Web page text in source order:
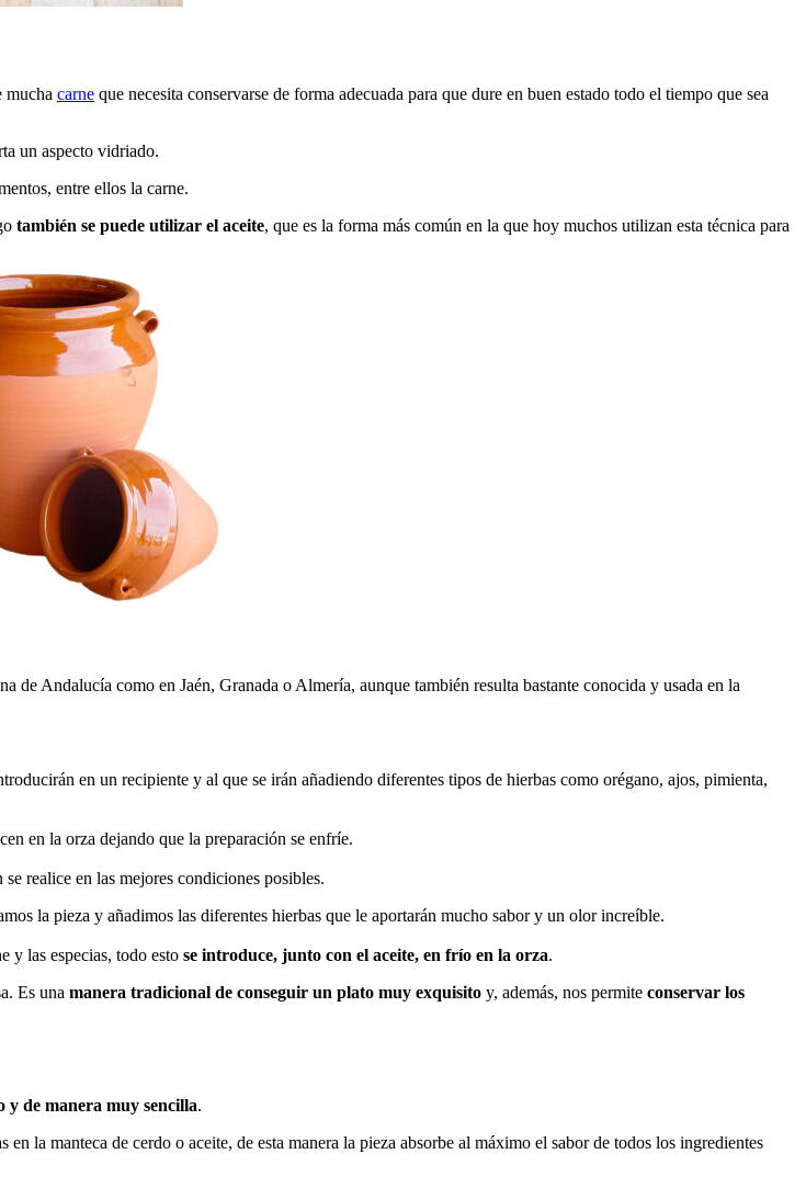
mucha carne que necesita conservarse de forma adecuada para que dure en buen estado todo el tiempo que sea
un aspecto vidriado.
entre ellos la carne.
también se puede utilizar el aceite, que es la forma más común en la que hoy muchos utilizan esta técnica para
de Andalucía como en Jaén, Granada o Almería, aunque también resulta bastante conocida y usada en la
en un recipiente y al que se irán añadiendo diferentes tipos de hierbas como orégano, ajos, pimienta,
en la orza dejando que la preparación se enfríe.
realice en las mejores condiciones posibles.
la pieza y añadimos las diferentes hierbas que le aportarán mucho sabor y un olor increíble.
y las especias, todo esto se introduce, junto con el aceite, en frío en la orza.
Es una manera tradicional de conseguir un plato muy exquisito y, además, nos permite conservar los
y de manera muy sencilla.
la manteca de cerdo o aceite, de esta manera la pieza absorbe al máximo el sabor de todos los ingredientes